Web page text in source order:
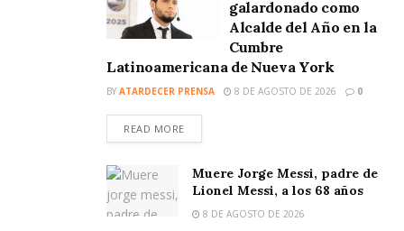
galardonado como
Alcalde del Año en la
Cumbre
Latinoamericana de Nueva York
BY ATARDECER PRENSA 8 DE AGOSTO DE 2026 0
READ MORE
Muere Jorge Messi, padre de
Lionel Messi, a los 68 años
8 DE AGOSTO DE 2026